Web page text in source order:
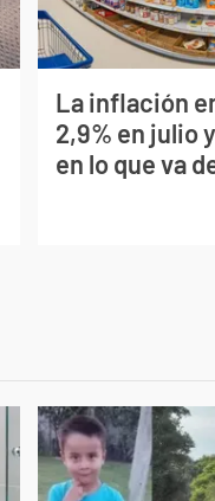
La inflación
2,9% en julio
en lo que va